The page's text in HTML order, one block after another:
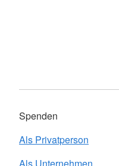
Spenden
Als Privatperson